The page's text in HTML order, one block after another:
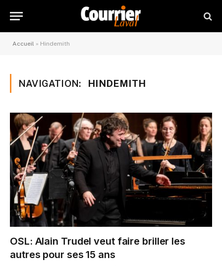
Accueil » Hindemith
NAVIGATION: HINDEMITH
OSL: Alain Trudel veut faire briller les
autres pour ses 15 ans